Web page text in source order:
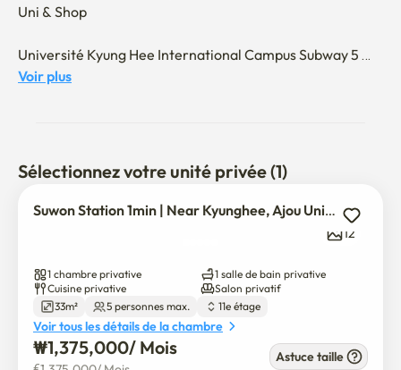
Uni & Shop
Université Kyung Hee International Campus Subway 5
minutes + 15 minutes à pied
un restaurant voisin, un cinéma
💛 uv nettoyage et hygiène du filtre de douche L'hôte s'en
occupe.
💛Vue de la ville, vue en hauteur, duplex
Voir plus
Sélectionnez votre unité privée (1)
Suwon Station 1min | Near Kyunghee, Ajou Univ & CGV
12
1 chambre privative
1 salle de bain privative
Cuisine privative
Salon privatif
33m²
5 personnes max. 11e étage
Voir tous les détails de la chambre
₩1,375,000/ Mois Astuce taille